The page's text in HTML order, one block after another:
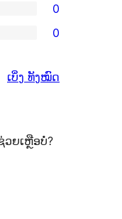
0
0
ເບິ່ງ ຄຳ
ທັງໝົດ
ຍເຫຼືອບໍ່?